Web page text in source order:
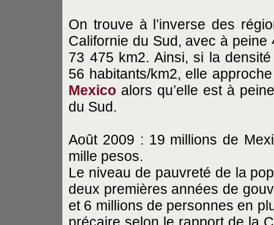
On trouve à l’inverse des
Californie du Sud, avec à
73 475 km2. Ainsi, si la
56 habitants/km2, elle
Mexico alors qu’elle est à
du Sud.
Août 2009 : 19 millions de
mille pesos.
Le niveau de pauvreté de la
deux premières années de
et 6 millions de personnes en
précaire selon le rapport de la